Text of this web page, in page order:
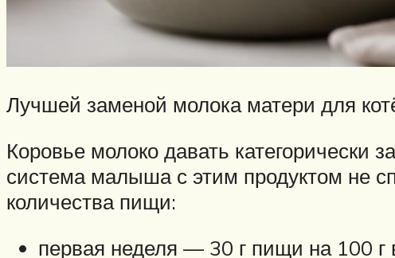
Лучшей заменой молока матери для
Коровье молоко давать категорически
система малыша с этим продуктом не
количества пищи:
первая неделя — 30 г пищи на 100 г